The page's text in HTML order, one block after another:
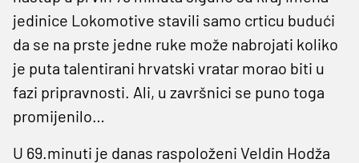
jedinice Lokomotive stavili samo crticu budući
da se na prste jedne ruke može nabrojati koliko
je puta talentirani hrvatski vratar morao biti u
fazi pripravnosti. Ali, u završnici se puno toga
promijenilo…
U 69.minuti je danas raspoloženi Veldin Hodža